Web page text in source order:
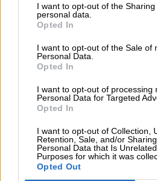
I want to opt-out of the
personal data.
Opted In
I want to opt-out of the Sale of
Personal Data.
Opted In
I want to opt-out of processing
Personal Data for Targeted
Opted In
I want to opt-out of Collection,
Retention, Sale, and/or
Personal Data that Is
Purposes for which it was
Opted Out
oltre che dagli
commercio a garantire
le città-stato infatti
merci tra loro e con le
circostanti.
La classe media
opere pubbliche come
templi e canali. In
città-stato cibo e